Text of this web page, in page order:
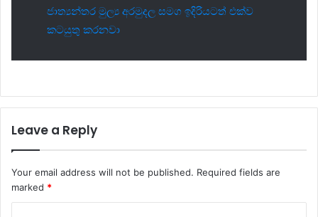
ජාත්‍යන්තර මුල්‍ය අරමුදල සමග ඉදිරියටත් එක්ව
කටයුතු කරනවා
Leave a Reply
Your email address will not be published. Required fields are
marked *